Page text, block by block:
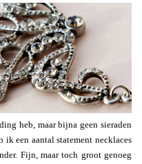
heb, maar bijna geen sieraden
ik een aantal statement necklaces
Fijn, maar toch groot genoeg